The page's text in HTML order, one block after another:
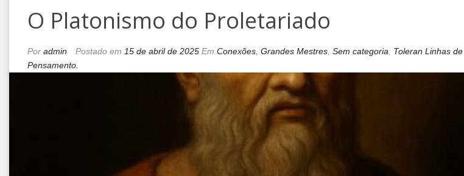
O Platonismo do Proletariado
Por admin Postado em 15 de abril de 2025 Em Conexões Grandes Mestres Sem categoria
Toleran Linhas de
Pensamento.